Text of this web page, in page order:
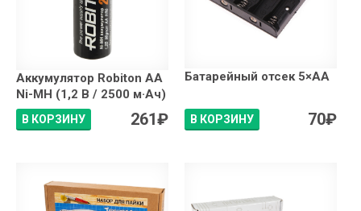
Аккумулятор Robiton AA
Ni-MH (1,2 В / 2500 м·Ач)
В КОРЗИНУ 261₽
Батарейный отсек 5×АА
В КОРЗИНУ 70₽